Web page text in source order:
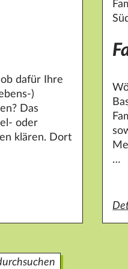
dafür Ihre
)
Das
oder
klären. Dort
Sie Ehrenamt?
…